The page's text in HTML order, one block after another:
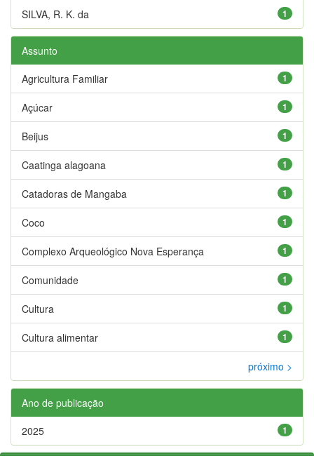
1
SILVA, R. K. da
Assunto
1
Agricultura Familiar
1
Açúcar
1
Beijus
1
Caatinga alagoana
1
Catadoras de Mangaba
1
Coco
1
Complexo Arqueológico Nova Esperança
1
Comunidade
1
Cultura
1
Cultura alimentar
próximo >
Ano de publicação
1
2025